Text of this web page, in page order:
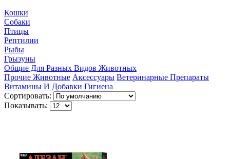
Кошки
Собаки
Птицы
Рептилии
Рыбы
Грызуны
Общие Для Разных Видов Животных
Прочие Животные Аксессуары Ветеринарные Препараты
Витамины И Добавки Гигиена
Сортировать:
Показывать: